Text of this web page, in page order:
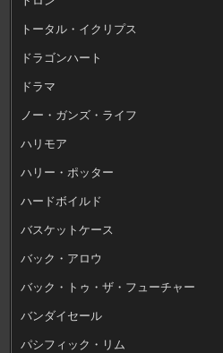
トータル・イクリプス
ドラゴンハート
ドラマ
ノー・ガンズ・ライフ
ハリモア
ハリー・ポッター
ハードボイルド
バスケットケース
バック・アロウ
バック・トゥ・ザ・フューチャー
バンダイセール
パシフィック・リム